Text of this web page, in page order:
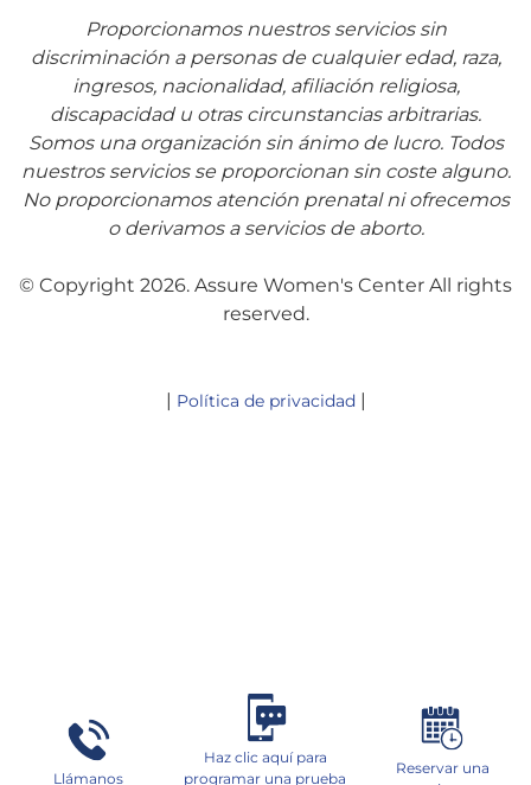
Proporcionamos nuestros servicios sin
discriminación a personas de cualquier edad, raza,
ingresos, nacionalidad, afiliación religiosa,
discapacidad u otras circunstancias arbitrarias.
Somos una organización sin ánimo de lucro. Todos
nuestros servicios se proporcionan sin coste alguno.
No proporcionamos atención prenatal ni ofrecemos
o derivamos a servicios de aborto.
© Copyright 2026. Assure Women's Center All rights
reserved.
| Política de privacidad|
Llámanos
Haz clic aquí para
programar una prueba
Reservar una